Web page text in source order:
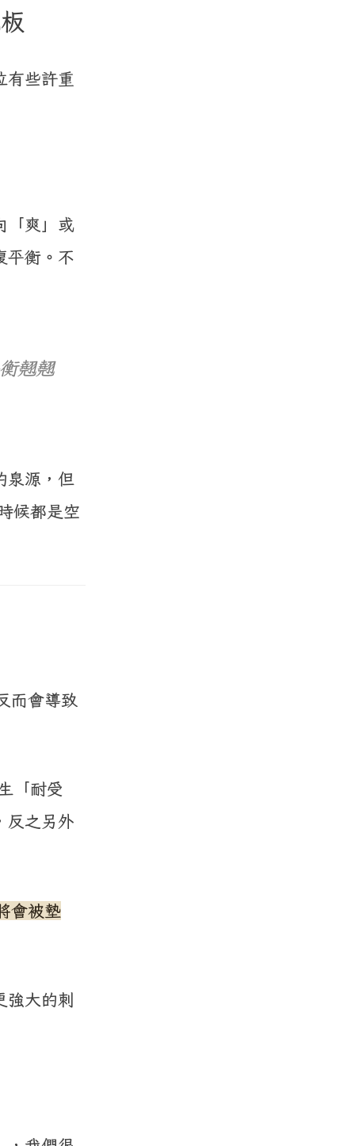
有些許重
「爽」或
平衡。不
翹翹
泉源，但
候都是空
而會導致
「耐受
反之另外
會被墊
強大的刺